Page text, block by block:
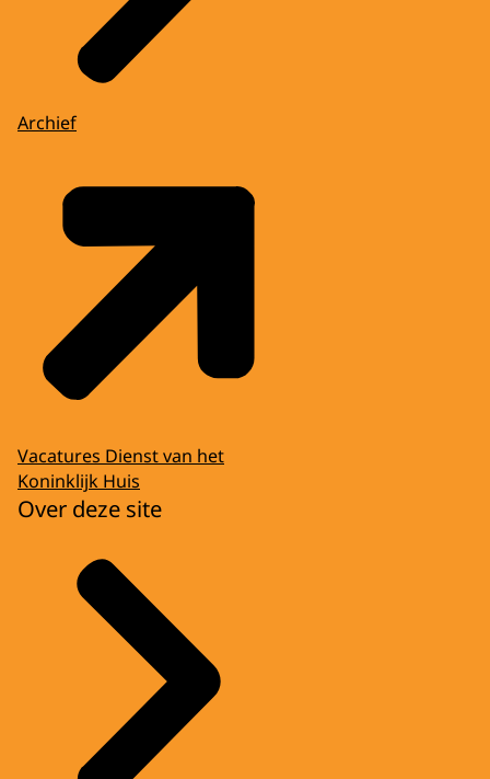
Archief
Vacatures Dienst van het
Koninklijk Huis
Over deze site